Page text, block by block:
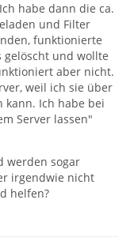
habe dann die ca.
und Filter
funktionierte
gelöscht und wollte
aber nicht.
weil ich sie über
kann. Ich habe bei
Server lassen"
werden sogar
irgendwie nicht
helfen?